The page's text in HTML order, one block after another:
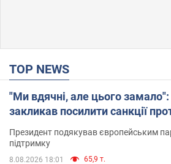
TOP NEWS
"Ми вдячні, але цього
закликав посилити санкції
Президент подякував європейським
підтримку
8.08.2026 18:01 65,9 т.